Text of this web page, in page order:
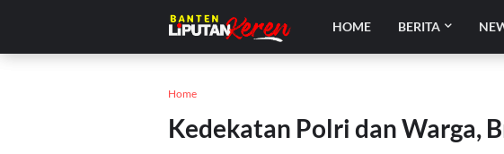
HOME BERITA
Home
Kedekatan Polri dan Warga,